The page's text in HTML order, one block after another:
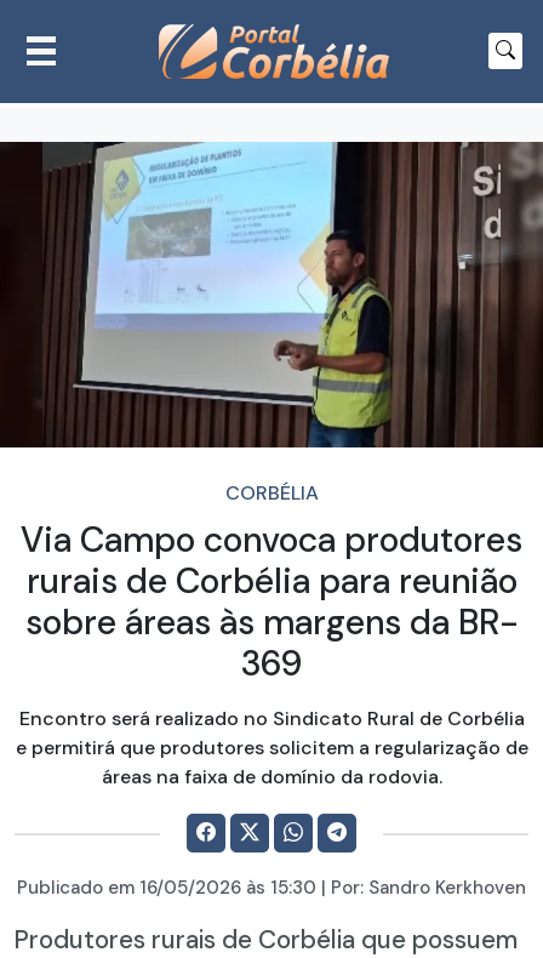
CORBÉLIA
Via Campo convoca produtores
rurais de Corbélia para reunião
sobre áreas às margens da BR-
369
Encontro será realizado no Sindicato Rural de Corbélia
e permitirá que produtores solicitem a regularização de
áreas na faixa de domínio da rodovia.
Publicado em 16/05/2026 às 15:30 | Por: Sandro Kerkhoven
Produtores rurais de Corbélia que possuem